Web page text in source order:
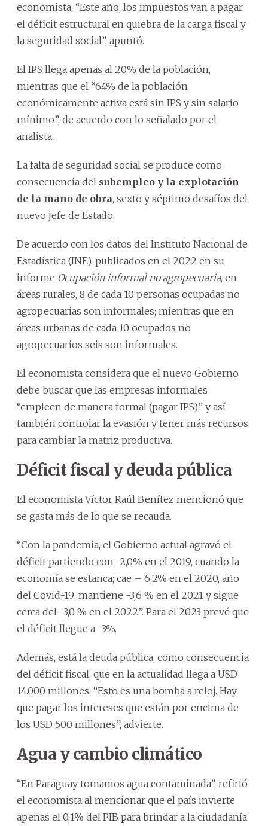
economista. “Este año, los impuestos van a pagar
el déficit estructural en quiebra de la carga fiscal y
la seguridad social”, apuntó.
El IPS llega apenas al 20% de la población,
mientras que el “64% de la población
económicamente activa está sin IPS y sin salario
mínimo”, de acuerdo con lo señalado por el
analista.
La falta de seguridad social se produce como
consecuencia del subempleo y la explotación
de la mano de obra, sexto y séptimo desafíos del
nuevo jefe de Estado.
De acuerdo con los datos del Instituto Nacional de
Estadística (INE), publicados en el 2022 en su
informe Ocupación informal no agropecuaria, en
áreas rurales, 8 de cada 10 personas ocupadas no
agropecuarias son informales; mientras que en
áreas urbanas de cada 10 ocupados no
agropecuarios seis son informales.
El economista considera que el nuevo Gobierno
debe buscar que las empresas informales
“empleen de manera formal (pagar IPS)” y así
también controlar la evasión y tener más recursos
para cambiar la matriz productiva.
Déficit fiscal y deuda pública
El economista Víctor Raúl Benítez mencionó que
se gasta más de lo que se recauda.
“Con la pandemia, el Gobierno actual agravó el
déficit partiendo con -2,0% en el 2019, cuando la
economía se estanca; cae – 6,2% en el 2020, año
del Covid-19; mantiene -3,6 % en el 2021 y sigue
cerca del -3,0 % en el 2022”. Para el 2023 prevé que
el déficit llegue a -3%.
Además, está la deuda pública, como consecuencia
del déficit fiscal, que en la actualidad llega a USD
14.000 millones. “Esto es una bomba a reloj. Hay
que pagar los intereses que están por encima de
los USD 500 millones”, advierte.
Agua y cambio climático
“En Paraguay tomamos agua contaminada”, refirió
el economista al mencionar que el país invierte
apenas el 0,1% del PIB para brindar a la ciudadanía